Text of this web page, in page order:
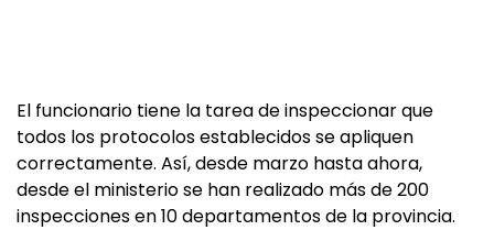
El funcionario tiene la tarea de inspeccionar que
todos los protocolos establecidos se apliquen
correctamente. Así, desde marzo hasta ahora,
desde el ministerio se han realizado más de 200
inspecciones en 10 departamentos de la provincia.